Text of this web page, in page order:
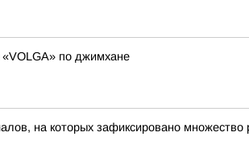
по джимхане
на которых зафиксировано множество